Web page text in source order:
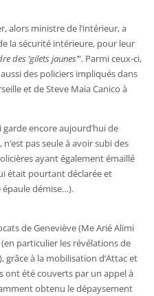
alors ministre de l’intérieur, a
la sécurité intérieure, pour leur
des ’gilets jaunes’". Parmi ceux-ci,
des policiers impliqués dans
et de Steve Maia Canico à
encore aujourd’hui de
pas seule à avoir subi des
ayant également émaillé
était pourtant déclarée et
épaule démise…).
de Geneviève (Me Arié Alimi
particulier les révélations de
grâce à la mobilisation d’Attac et
ont été couverts par un appel à
obtenu le dépaysement